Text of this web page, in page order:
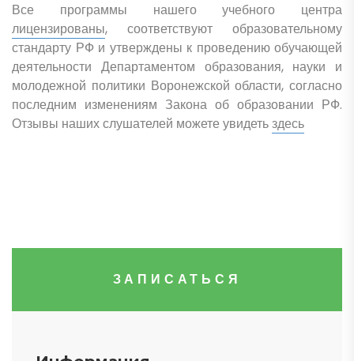
Все программы нашего учебного центра
лицензированы, соответствуют образовательному
стандарту РФ и утверждены к проведению обучающей
деятельности Департаментом образования, науки и
молодежной политики Воронежской области, согласно
последним изменениям Закона об образовании РФ.
Отзывы наших слушателей можете увидетьздесь
ЗАПИСАТЬСЯ